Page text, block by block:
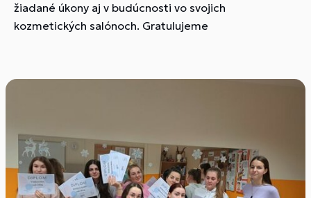
žiadané úkony aj v budúcnosti vo svojich
kozmetických salónoch. Gratulujeme